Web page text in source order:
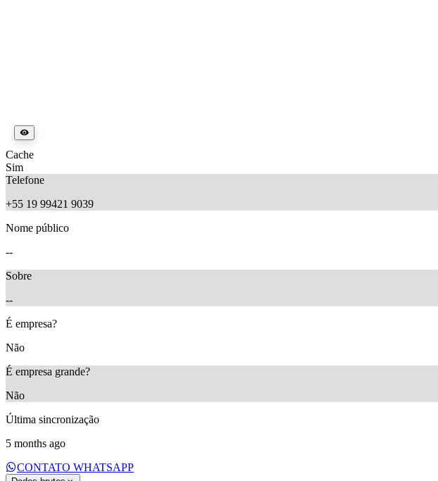
Cache
Sim
Telefone
+55 19 99421 9039
Nome público
--
Sobre
--
É empresa?
Não
É empresa grande?
Não
Última sincronização
5 months ago
CONTATO WHATSAPP